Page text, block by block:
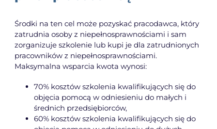
Środki na ten cel może pozyskać pracodawca, który
zatrudnia osoby z niepełnosprawnościami i sam
zorganizuje szkolenie lub kupi je dla zatrudnionych
pracowników z niepełnosprawnościami.
Maksymalna wsparcia kwota wynosi:
70% kosztów szkolenia kwalifikujących się do
objęcia pomocą w odniesieniu do małych i
średnich przedsiębiorców,
60% kosztów szkolenia kwalifikujących się do